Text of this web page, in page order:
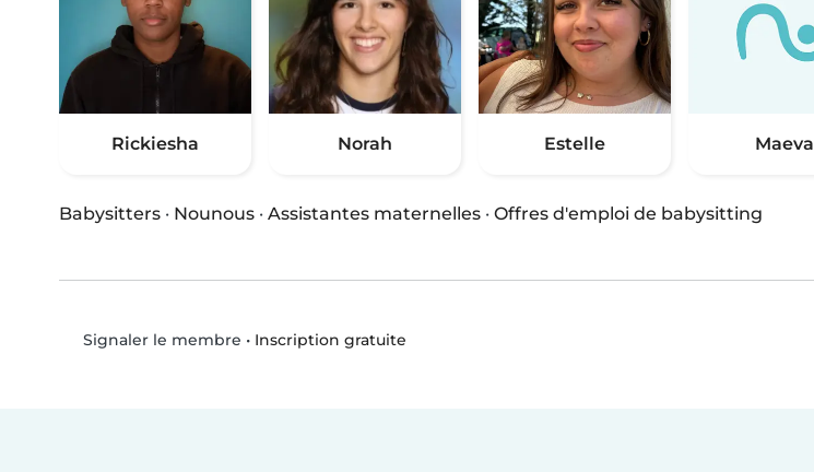
Rickiesha Norah Estelle Maeva
Babysitters · Nounous · Assistantes maternelles · Offres d'emploi de babysitting
Signaler le membre • Inscription gratuite